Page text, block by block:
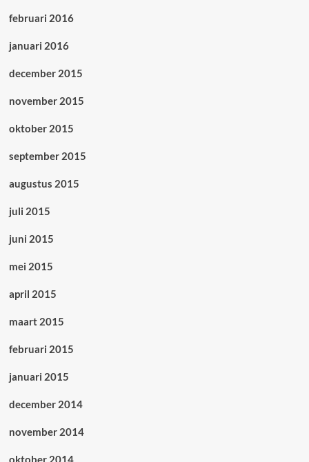
februari 2016
januari 2016
december 2015
november 2015
oktober 2015
september 2015
augustus 2015
juli 2015
juni 2015
mei 2015
april 2015
maart 2015
februari 2015
januari 2015
december 2014
november 2014